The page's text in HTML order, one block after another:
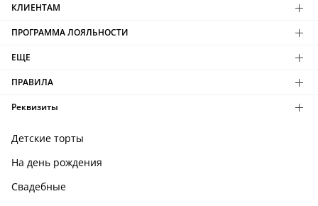
КЛИЕНТАМ
ПРОГРАММА ЛОЯЛЬНОСТИ
ЕЩЕ
ПРАВИЛА
Реквизиты
Детские торты
На день рождения
Свадебные